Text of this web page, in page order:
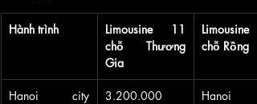
Hành trình
Limousine 11
chỗ Thương
Gia
chỗ Rồng
Hanoi city
3.200.000
Hanoi